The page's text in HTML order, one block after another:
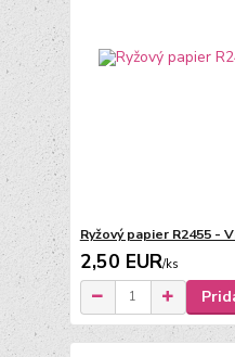
Ryžový papier R2455 -
2,50 EUR/ks